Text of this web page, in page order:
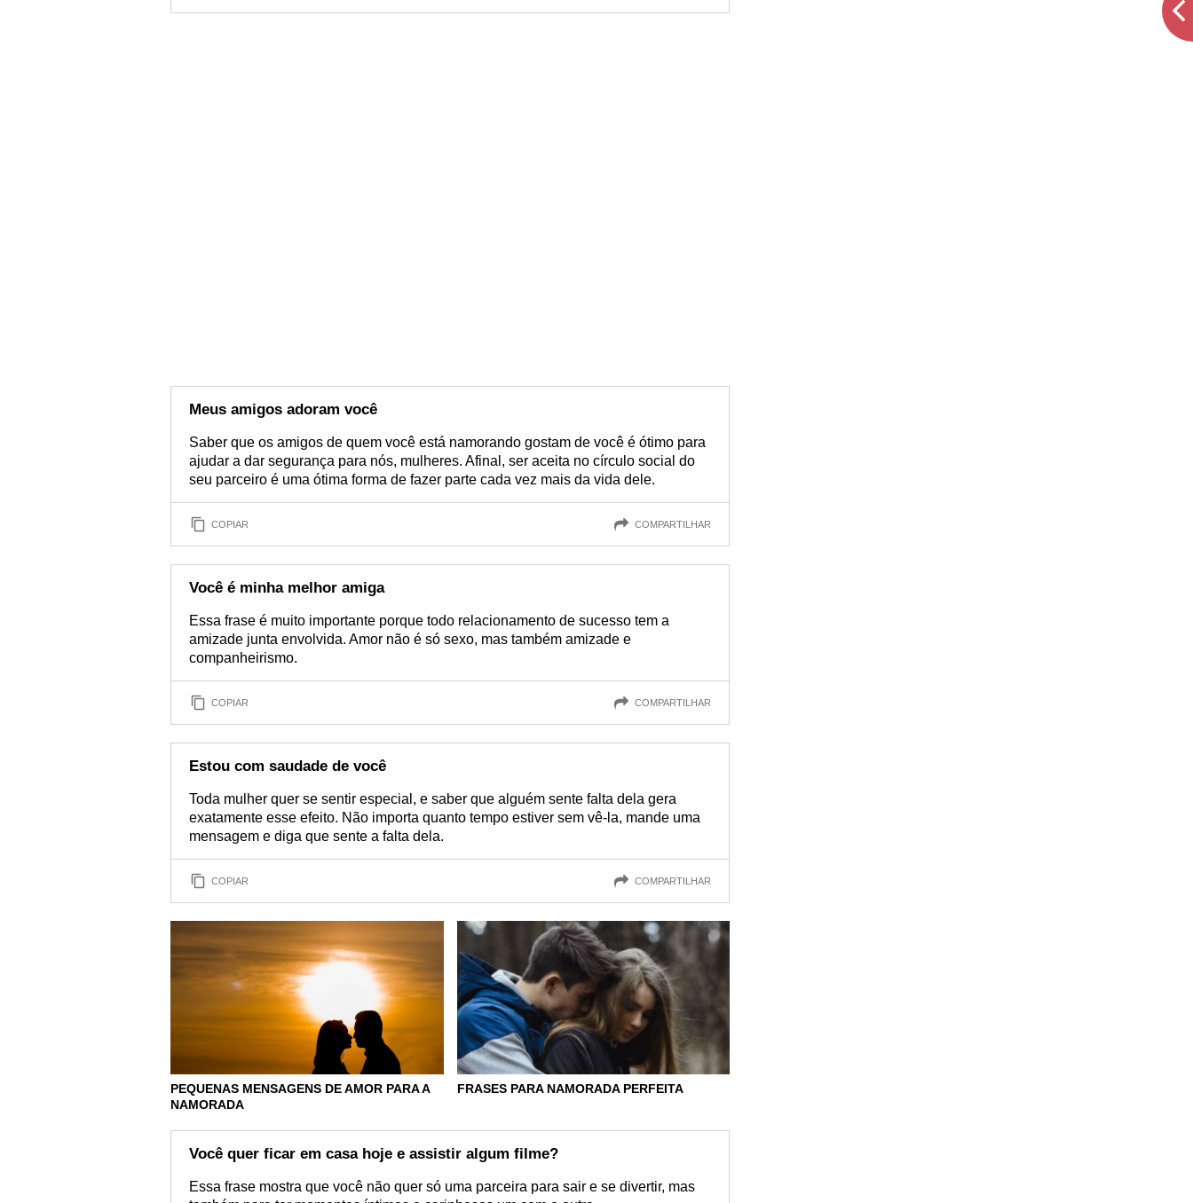
Meus amigos adoram você
Saber que os amigos de quem você está namorando gostam de você é ótimo para
ajudar a dar segurança para nós, mulheres. Afinal, ser aceita no círculo social do
seu parceiro é uma ótima forma de fazer parte cada vez mais da vida dele.
COPIAR COMPARTILHAR
Você é minha melhor amiga
Essa frase é muito importante porque todo relacionamento de sucesso tem a
amizade junta envolvida. Amor não é só sexo, mas também amizade e
companheirismo.
COPIAR COMPARTILHAR
Estou com saudade de você
Toda mulher quer se sentir especial, e saber que alguém sente falta dela gera
exatamente esse efeito. Não importa quanto tempo estiver sem vê-la, mande uma
mensagem e diga que sente a falta dela.
COPIAR COMPARTILHAR
PEQUENAS MENSAGENS DE AMOR PARA A
NAMORADA
FRASES PARA NAMORADA PERFEITA
Você quer ficar em casa hoje e assistir algum filme?
Essa frase mostra que você não quer só uma parceira para sair e se divertir, mas